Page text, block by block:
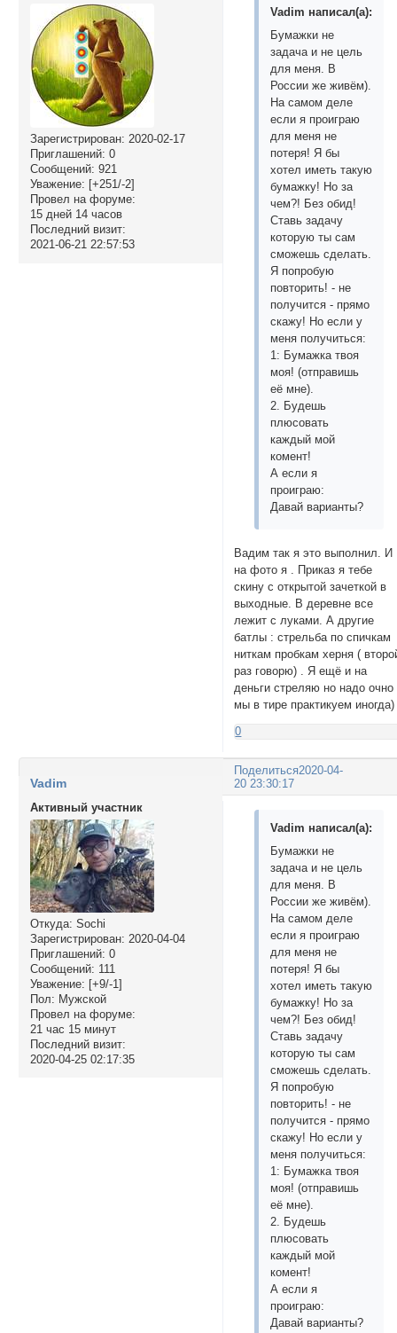
Зарегистрирован: 2020-02-17
Приглашений: 0
Сообщений: 921
Уважение: [+251/-2]
Провел на форуме:
15 дней 14 часов
Последний визит:
2021-06-21 22:57:53
Vadim написал(а):
Бумажки не
задача и не цель
для меня. В
России же живём).
На самом деле
если я проиграю
для меня не
потеря! Я бы
хотел иметь такую
бумажку! Но за
чем?! Без обид!
Ставь задачу
которую ты сам
сможешь сделать.
Я попробую
повторить! - не
получится - прямо
скажу! Но если у
меня получиться:
1: Бумажка твоя
моя! (отправишь
её мне).
2. Будешь
плюсовать
каждый мой
комент!
А если я
проиграю:
Давай варианты?
Вадим так я это выполнил. И
на фото я . Приказ я тебе
скину с открытой зачеткой в
выходные. В деревне все
лежит с луками. А другие
батлы : стрельба по спичкам
ниткам пробкам херня (
раз говорю) . Я ещё и на
деньги стреляю но надо очно
мы в тире практикуем иногда)
0
Поделиться2020-04-
20 23:30:17
Vadim
Активный участник
Откуда: Sochi
Зарегистрирован: 2020-04-04
Приглашений: 0
Сообщений: 111
Уважение: [+9/-1]
Пол: Мужской
Провел на форуме:
21 час 15 минут
Последний визит:
2020-04-25 02:17:35
Vadim написал(а):
Бумажки не
задача и не цель
для меня. В
России же живём).
На самом деле
если я проиграю
для меня не
потеря! Я бы
хотел иметь такую
бумажку! Но за
чем?! Без обид!
Ставь задачу
которую ты сам
сможешь сделать.
Я попробую
повторить! - не
получится - прямо
скажу! Но если у
меня получиться:
1: Бумажка твоя
моя! (отправишь
её мне).
2. Будешь
плюсовать
каждый мой
комент!
А если я
проиграю:
Давай варианты?